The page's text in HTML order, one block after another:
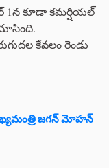
1న కూడా కమర్షియల్
కేవలం రెండు
జగన్ మోహన్